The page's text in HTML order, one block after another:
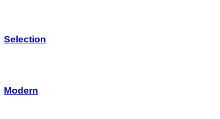
Selection
Modern